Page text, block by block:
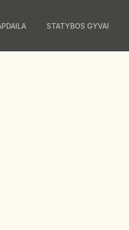
STATYBOS GYVAI